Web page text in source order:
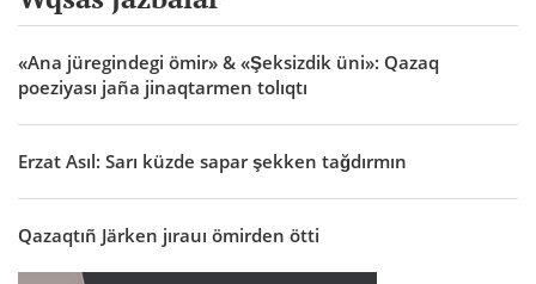
«Ana jüregindegi ömir» & «Şeksizdik üni»: Qazaq
poeziyası jaña jinaqtarmen tolıqtı
Erzat Asıl: Sarı küzde sapar şekken tağdırmın
Qazaqtıñ Järken jırauı ömirden ötti